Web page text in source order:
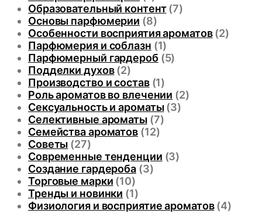
Образовательный контент(7)
Основы парфюмерии (8)
Особенности восприятия ароматов(2)
Парфюмерия и соблазн (1)
Парфюмерный гардероб (5)
Подделки духов(2)
Производство и состав(1)
Роль ароматов во влечении (2)
Сексуальность и ароматы(3)
Селективные ароматы(7)
Семейства ароматов(12)
Советы (27)
Современные тенденции (3)
Создание гардероба(3)
Торговые марки (10)
Тренды и новинки (1)
Физиология и восприятие ароматов(4)